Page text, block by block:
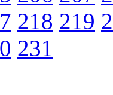
218 219
231